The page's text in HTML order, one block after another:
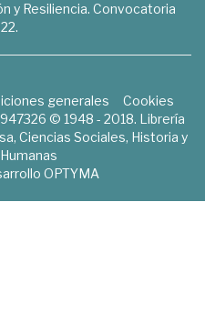
y Resiliencia. Convocatoria
generales
Cookies
© 1948 - 2018. Librería
Ciencias Sociales, Historia y
OPTYMA